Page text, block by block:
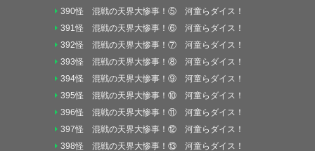
390怪 混戦の天界大惨事！⑤ 河童らダイス！
391怪 混戦の天界大惨事！⑥ 河童らダイス！
392怪 混戦の天界大惨事！⑦ 河童らダイス！
393怪 混戦の天界大惨事！⑧ 河童らダイス！
394怪 混戦の天界大惨事！⑨ 河童らダイス！
395怪 混戦の天界大惨事！⑩ 河童らダイス！
396怪 混戦の天界大惨事！⑪ 河童らダイス！
397怪 混戦の天界大惨事！⑫ 河童らダイス！
398怪 混戦の天界大惨事！⑬ 河童らダイス！